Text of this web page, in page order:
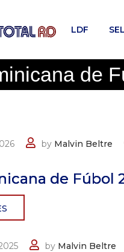
LDF
de
by Malvin Beltre
de Fúbol
by Malvin Beltre